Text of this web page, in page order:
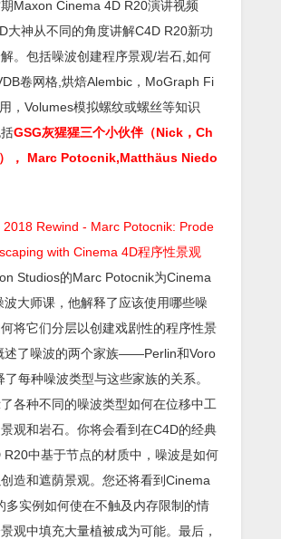
Maxon Cinema 4D R20演讲视频
大神从不同的角度讲解C4D R20新功
。包括噪波创建程序景观/岩石,如何
卷网格,烘焙Alembic，MoGraph Fi
，Volumes模拟螺纹或螺丝等知识
GSG灰猩猩三个小伙伴（Nick，Ch
， Marc Potocnik,Matthäus Niedo
2018 Rewind - Marc Potocnik: Prode
with Cinema 4D程序性景观
Studios的Marc Potocnik为Cinema
波大师课，他解释了应该使用哪些噪
将它们分层以创建戏剧性的程序性景
述了噪波的两个家族——Perlin和Voro
了每种噪波类型与这些家族的关系。
各种不同的噪波类型如何在位移中工
观和岩石。你将会看到在C4D的经典
R20中基于节点的材质中，噪波是如何
造和遮荫景观。您还将看到Cinema
多实例如何使在不触及内存限制的情
观中填充大量植被成为可能。最后，